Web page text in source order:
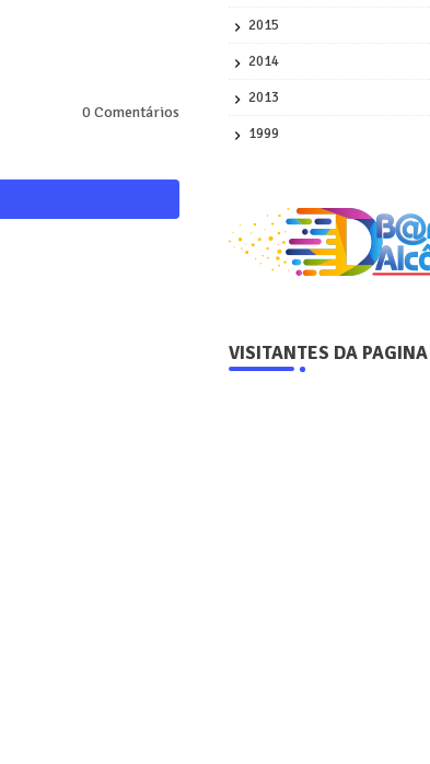
0 Comentários
2015
2014
2013
1999
VISITANTES DA PAGINA